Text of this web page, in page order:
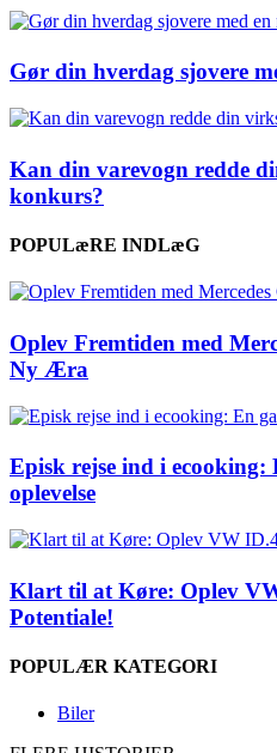
Gør din hverdag sjovere
Kan din varevogn redde
konkurs?
POPULæRE INDLæG
Oplev Fremtiden med
Ny Æra
Episk rejse ind i ecooking:
oplevelse
Klart til at Køre: Oplev
Potentiale!
POPULÆR KATEGORI
Biler